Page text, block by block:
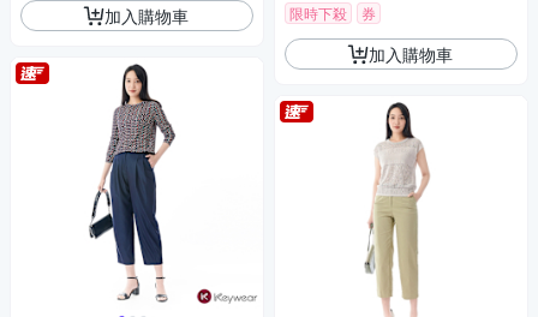
加入購物車 限時下殺 券
加入購物車